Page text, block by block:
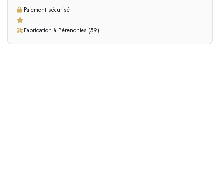
Paiement sécurisé
Fabrication à Pérenchies (59)